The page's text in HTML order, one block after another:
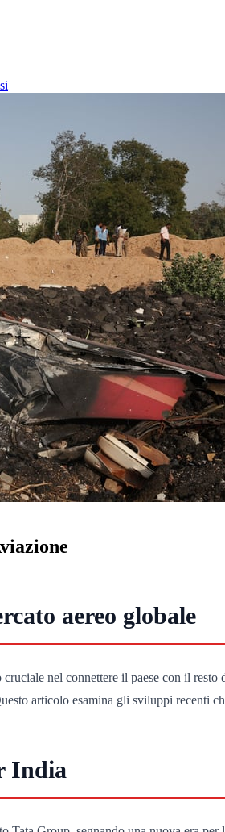
aereo globale
nel connettere il paese con il
articolo esamina gli sviluppi recenti
India